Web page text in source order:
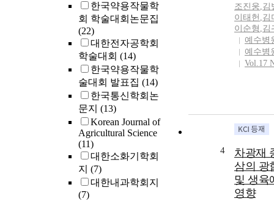
한국약용작물학
회 학술대회논문집
(22)
대한전자공학회
학술대회 (14)
한국약용작물학
술대회 발표집 (14)
한국통신학회논
문지 (13)
Korean Journal of
Agricultural Science
(11)
대한소화기학회
지 (7)
대한내과학회지
(7)
조진웅,김
이태헌 ,김
이순형 ,김
예수병
예수병
Vol.17
4
차광재
삼의 광
및 생육
영향